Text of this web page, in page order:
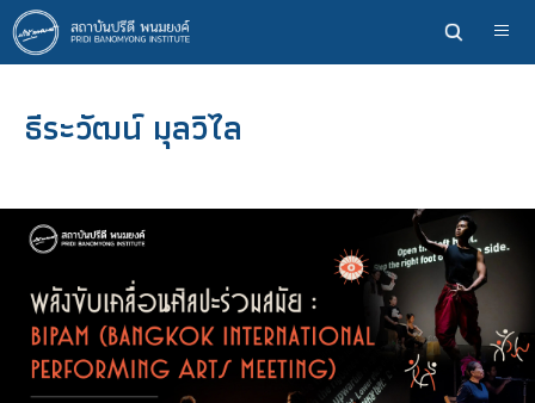
ข้าม
ไป
ยัง
หลักธีระวัฒน์ มุลวิไล